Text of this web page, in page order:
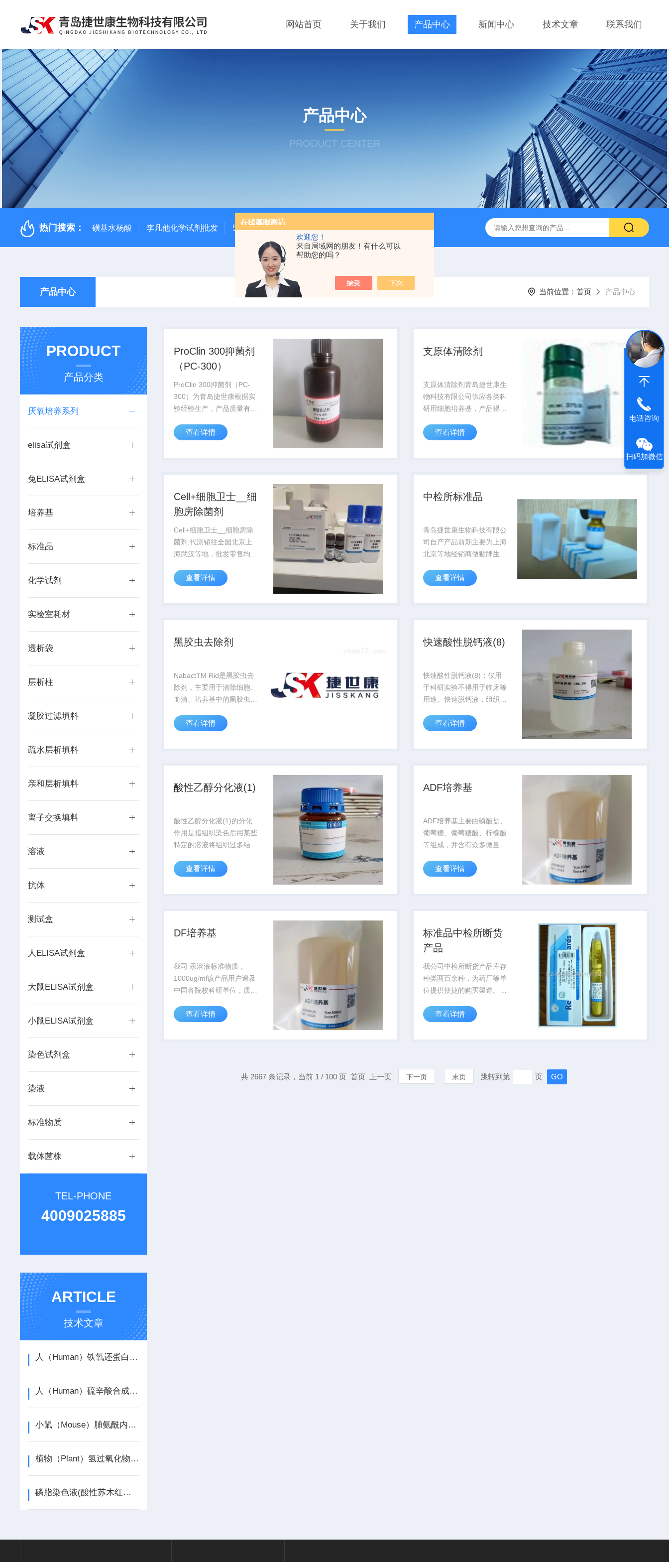
欢迎您！
来自局域网的朋友！有什么可以
帮助您的吗？
网站首页 关于我们 产品中心 新闻中心 技术文章 联系我们
产品中心
PRODUCT CENTER
热门搜索： 磺基水杨酸 李凡他化学试剂批发 500次MTS细胞增殖与细胞毒性检测试剂盒 48t/96t国产ELISA试剂盒,免费代测
产品中心 当前位置： 首页 产品中心
PRODUCT
产品分类
厌氧培养系列
elisa试剂盒
兔ELISA试剂盒
培养基
标准品
化学试剂
实验室耗材
透析袋
层析柱
凝胶过滤填料
疏水层析填料
亲和层析填料
离子交换填料
溶液
抗体
测试盒
人ELISA试剂盒
大鼠ELISA试剂盒
小鼠ELISA试剂盒
染色试剂盒
染液
标准物质
载体菌株
TEL-PHONE
4009025885
ARTICLE
技术文章
人（Human）铁氧还蛋白1（FDX1） ELISA检测试剂盒介绍
人（Human）硫辛酸合成酶（LIAS） ELISA检测试剂盒介绍
小鼠（Mouse）脯氨酰内肽酶（PREP） ELISA检测试剂盒介绍
植物（Plant）氢过氧化物裂解酶（HPL） ELISA检测试剂盒介绍
磷脂染色液(酸性苏木红法)介绍
ProClin 300抑菌剂
（PC-300）
ProClin 300抑菌剂（PC-
300）为青岛捷世康根据实
验经验生产，产品质量有保
技术服务或免费代测服务
品具有灵敏度高，快速,准
查看详情
支原体清除剂
支原体清除剂青岛捷世康生
物科技有限公司供应各类科
研用细胞培养基，产品得到
靠，咨询订购。
查看详情
Cell+细胞卫士__细
胞房除菌剂
Cell+细胞卫士__细胞房除
菌剂,代测销往全国北京上
海武汉等地，批发零售均
好,提供全程技术服务或免
门取样）产品具有灵敏度
查看详情
中检所标准品
青岛捷世康生物科技有限公
司自产产品前期主要为上海
北京等地经销商做贴牌生
段开始接受终端客户直接订
经销商同等优惠.同时如有
查看详情
黑胶虫去除剂
NabactTM Rid是黑胶虫去
除剂，主要用于清除细胞、
血清、培养基中的黑胶虫，
的清除作用。在细胞培养的
镜下看到小黑点在动，小黑
查看详情
快速酸性脱钙液(8)
快速酸性脱钙液(8)；仅用
于科研实验不得用于临床等
用途。快速脱钙液，组织脱
完成脱钙。但对染色的影响
查看详情
酸性乙醇分化液(1)
酸性乙醇分化液(1)的分化
作用是指组织染色后用某些
特定的溶液将组织过多结合
为分化作用，所用的溶液称
他染色中常用 1%盐酸乙醇
查看详情
ADF培养基
ADF培养基主要由磷酸盐、
葡萄糖、葡萄糖酸、柠檬酸
等组成，并含有众多微量元
离子等，经无菌处理，该试
酰-1-环丙烷羧酸)。
查看详情
DF培养基
我司 汞溶液标准物质，
1000ug/ml该产品用户遍及
中国各院校科研单位，质量
渠道、优质的客户服务,节
询订购。物美价廉！
查看详情
标准品中检所断货
产品
我公司中检所断货产品库存
种类两百余种，为药厂等单
位提供便捷的购买渠道。需
标准品58-08-2.302-27-2
作人员。买中检所断货产品
查看详情
共 2667 条记录，当前 1 / 100 页 首页 上一页 下一页 末页 跳转到第 页
电话咨询
扫码加微信